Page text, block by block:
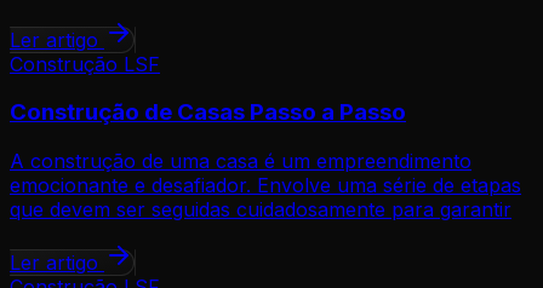
Ler artigo
Construção LSF
Construção de Casas Passo a Passo
A construção de uma casa é um empreendimento
emocionante e desafiador. Envolve uma série de etapas
que devem ser seguidas cuidadosamente para garantir
Ler artigo